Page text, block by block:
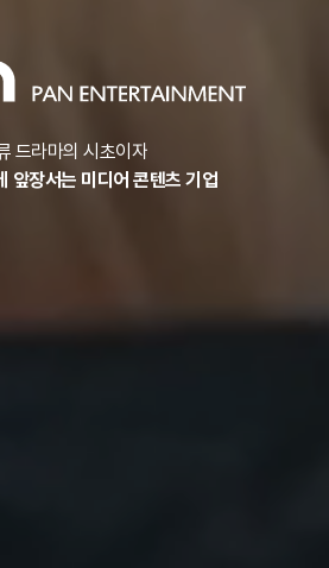
드라마의 시초이자
앞장서는 미디어 콘텐츠 기업